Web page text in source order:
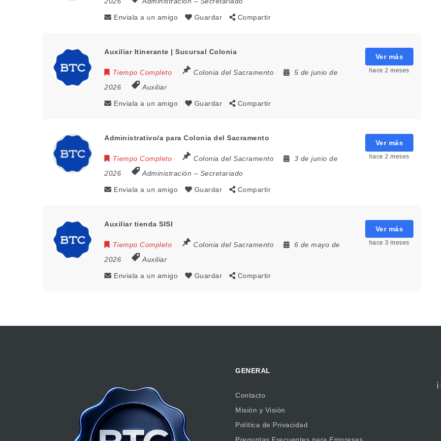
Enviala a un amigo Guardar Compartir
Auxiliar Itinerante | Sucursal Colonia
Tiempo Completo Colonia del Sacramento
5 de junio de
2026
Auxiliar
Enviala a un amigo Guardar Compartir
Ver más
hace 2 meses
Administrativo/a para Colonia del Sacramento
Tiempo Completo Colonia del Sacramento
3 de junio de
2026
Administración – Secretariado
Enviala a un amigo Guardar Compartir
Ver más
hace 2 meses
Auxiliar tienda SISI
Tiempo Completo Colonia del Sacramento
6 de mayo de
2026
Auxiliar
Enviala a un amigo Guardar Compartir
Ver más
hace 3 meses
GENERAL
Contacto
Misión y Visión
Política de Privacidad
Preguntas Frecuentes para Empresas